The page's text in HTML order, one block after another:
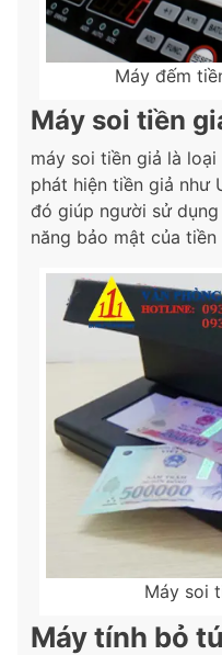
Máy đếm
Máy soi tiền
máy soi tiền giả là
phát hiện tiền giả như
đó giúp người sử
năng bảo mật của
Máy soi
Máy tính bỏ